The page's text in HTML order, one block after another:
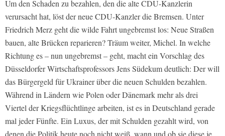
Um den Schaden zu bezahlen, den die alte CDU-Kanzlerin
verursacht hat, löst der neue CDU-Kanzler die Bremsen. Unter
Friedrich Merz geht die wilde Fahrt ungebremst los: Neue Straßen
bauen, alte Brücken reparieren? Träum weiter, Michel. In welche
Richtung es – nun ungebremst – geht, macht ein Vorschlag des
Düsseldorfer Wirtschaftsprofessors Jens Südekum deutlich: Der will
das Bürgergeld für Ukrainer über die neuen Schulden bezahlen.
Während in Ländern wie Polen oder Dänemark mehr als drei
Viertel der Kriegsflüchtlinge arbeiten, ist es in Deutschland gerade
mal jeder Fünfte. Ein Luxus, der mit Schulden gezahlt wird, von